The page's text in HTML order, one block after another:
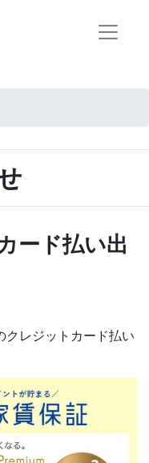
ード払い出
クレジットカード払い